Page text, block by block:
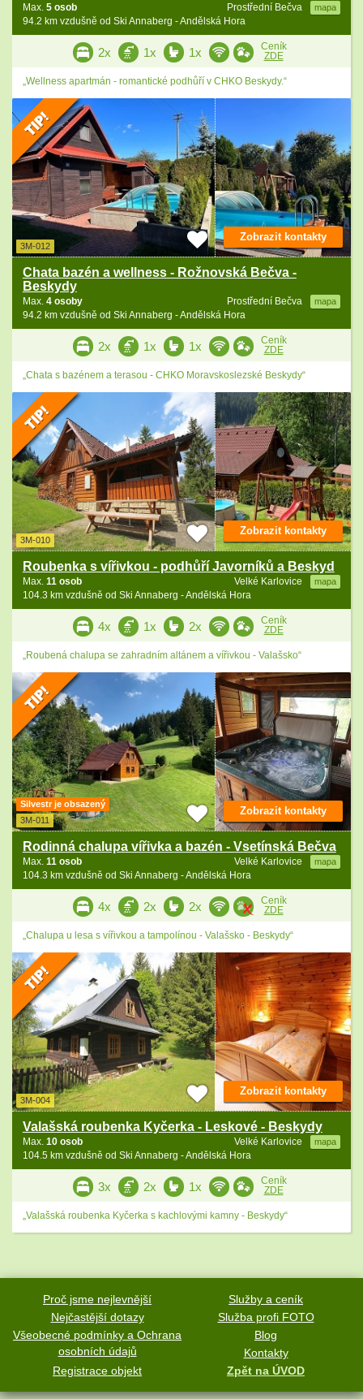
Prostřední Bečva mapa
Max. 5 osob
94.2 km vzdušně od Ski Annaberg - Andělská Hora
2x 1x 1x
Ceník
ZDE
„Wellness apartmán - romantické podhůří v CHKO Beskydy.“
3M-012
Chata bazén a wellness - Rožnovská Bečva -
Beskydy
Prostřední Bečva mapa
Max. 4 osoby
94.2 km vzdušně od Ski Annaberg - Andělská Hora
Zobrazit kontakty
2x 1x 1x
Ceník
ZDE
„Chata s bazénem a terasou - CHKO Moravskoslezské Beskydy“
3M-010
Roubenka s vířivkou - podhůří Javorníků a Beskyd
Velké Karlovice mapa
Max. 11 osob
104.3 km vzdušně od Ski Annaberg - Andělská Hora
Zobrazit kontakty
4x 1x 2x
Ceník
ZDE
„Roubená chalupa se zahradním altánem a vířivkou - Valašsko“
Silvestr je obsazený
3M-011
Rodinná chalupa vířivka a bazén - Vsetínská Bečva
Velké Karlovice mapa
Max. 11 osob
104.3 km vzdušně od Ski Annaberg - Andělská Hora
Zobrazit kontakty
4x 2x 2x
Ceník
ZDE
„Chalupa u lesa s vířivkou a tampolínou - Valašsko - Beskydy“
3M-004
Valašská roubenka Kyčerka - Leskové - Beskydy
Velké Karlovice mapa
Max. 10 osob
104.5 km vzdušně od Ski Annaberg - Andělská Hora
Zobrazit kontakty
3x 2x 1x
Ceník
ZDE
„Valašská roubenka Kyčerka s kachlovými kamny - Beskydy“
Proč jsme nejlevnější
Služby a ceník
Nejčastější dotazy
Služba profi FOTO
Všeobecné podmínky a Ochrana
osobních údajů
Blog
Kontakty
Registrace objekt
Zpět na ÚVOD